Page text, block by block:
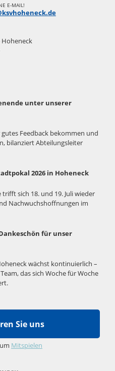
E-MAIL!
unter unserer
Feedback bekommen und
bilanziert Abteilungsleiter
2026 in Hoheneck
sich 18. und 19. Juli wieder
Nachwuchshoffnungen im
für unser
wächst kontinuierlich –
das sich Woche für Woche
Sie uns
Mitspielen